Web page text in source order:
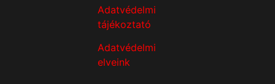
Adatvédelmi
tájékoztató
Adatvédelmi
elveink